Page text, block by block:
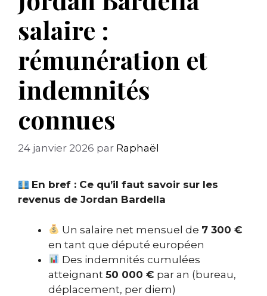
salaire :
rémunération et
indemnités
connues
24 janvier 2026 par Raphaël
En bref : Ce qu’il faut savoir sur les
revenus de Jordan Bardella
Un salaire net mensuel de 7 300 €
en tant que député européen
Des indemnités cumulées
atteignant 50 000 € par an (bureau,
déplacement, per diem)